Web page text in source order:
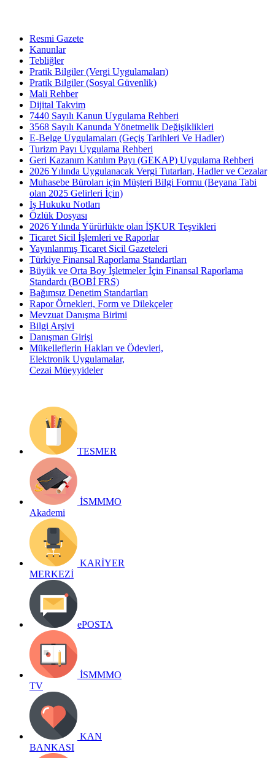
Resmi Gazete
Kanunlar
Tebliğler
Pratik Bilgiler (Vergi Uygulamaları)
Pratik Bilgiler (Sosyal Güvenlik)
Mali Rehber
Dijital Takvim
7440 Sayılı Kanun Uygulama Rehberi
3568 Sayılı Kanunda Yönetmelik Değişiklikleri
E-Belge Uygulamaları (Geçiş Tarihleri Ve Hadler)
Turizm Payı Uygulama Rehberi
Geri Kazanım Katılım Payı (GEKAP) Uygulama Rehberi
2026 Yılında Uygulanacak Vergi Tutarları, Hadler ve Cezalar
Muhasebe Büroları için Müşteri Bilgi Formu (Beyana Tabi
olan 2025 Gelirleri İçin)
İş Hukuku Notları
Özlük Dosyası
2026 Yılında Yürürlükte olan İŞKUR Teşvikleri
Ticaret Sicil İşlemleri ve Raporlar
Yayınlanmış Ticaret Sicil Gazeteleri
Türkiye Finansal Raporlama Standartları
Büyük ve Orta Boy İşletmeler İçin Finansal Raporlama
Standardı (BOBİ FRS)
Bağımsız Denetim Standartları
Rapor Örnekleri, Form ve Dilekçeler
Mevzuat Danışma Birimi
Bilgi Arşivi
Danışman Girişi
Mükelleflerin Hakları ve Ödevleri,
Elektronik Uygulamalar,
Cezai Müeyyideler
TESMER
İSMMMO
Akademi
KARİYER
MERKEZİ
ePOSTA
İSMMMO
TV
KAN
BANKASI